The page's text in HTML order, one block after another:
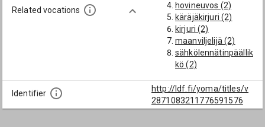
Kanniainen, Anni
Ilotar
Lindh, Johan Viktor
(Sähköttäjä
Moskovassa 1873,
siirto Viipuriin 1875)
Fredrik Ferdinand
(Sähköttäjä)
Related vocations
hovineuvos (2)
käräjäkirjuri (2)
kirjuri (2)
maanviljelijä (2)
sähkölennätinpäällik
kö (2)
kollegikirjaaja (1)
perämies (1)
aliupseeri (1)
Identifier
http://ldf.fi/yoma/titles/v
2871083211776591576